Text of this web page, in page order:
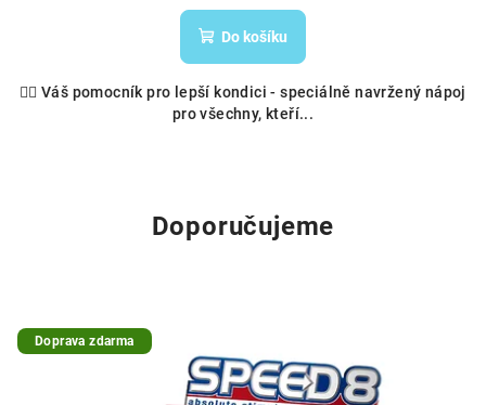
Do košíku
🏋️‍♀️ Váš pomocník pro lepší kondici - speciálně navržený nápoj
pro všechny, kteří...
Doporučujeme
Doprava zdarma